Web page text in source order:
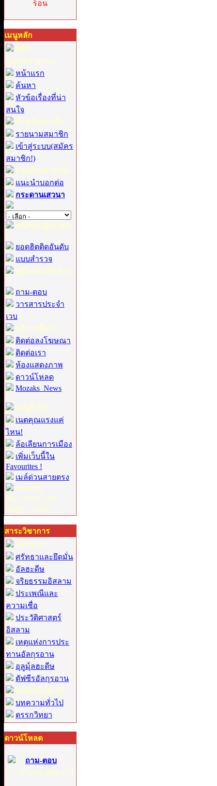
ร็อน
เมนูหลัก
หน้า
แรก(ข่าวสาร) :
หน้าแรก
ค้นหา
หัวข้อเรื่องที่น่า
สนใจ
สำหรับสมาชิก :
รายนามสมาชิก
เข้าสู่ระบบ(สมัคร
สมาชิก!)
ร่วมด้วยช่วยกัน :
แนะนำบอกต่อ
กระดานเสวนา
สถิติของผู้เข้าชม
:
ยอดฮิตติดอันดับ
แบบสำรวจ
คู่มือและเอกสาร
:
ถาม-ตอบ
วารสารประจำ
เวบ
บริการอื่นๆ :
ติดต่อลงโฆษณา
ติดต่อเรา
ห้องแสดงภาพ
ดาวน์โหลด
Mozaks_News
เมนูทั่วไป :
เนตคุณแรงแค่
ไหน!
ล้อเลียนการเมือง
เพิ่มเว็บนี้ใน
Favourites !
เมล์ด่วนสายตรง
19:17:42
วัน : 08-08-2026
GMT : +0800
สาระวิชาการ
วิชาการ :
ศรัทธาและยึดมั่น
อัลฮะดีษ
จริยธรรมอิสลาม
ประเพณีและ
ความเชื่อ
ประวัติศาสตร์
อิสลาม
เหตุแห่งการประ
ทานอัลกุรอาน
อุลูมุ้ลฮะดีษ
ตัฟซีรอัลกุรอาน
คอลัมน์ประจำ :
บทความทั่วไป
ตรรกวิทยา
ดาวน์โหลด
1: ถาม-ตอบ
ดาวน์โหลด 305 ครั้ง